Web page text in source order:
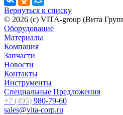
Вернуться к списку
© 2026 (c) VITA-group (Вита
Оборудование
Материалы
Компания
Запчасти
Новости
Контакты
Инструменты
Специальные Предложения
+7 (495) 980-79-60
sales@vita-corp.ru